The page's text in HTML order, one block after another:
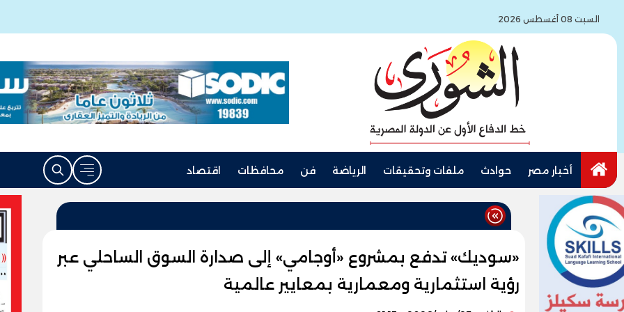
السبت 08 أغسطس 2026
أخبار مصر حوادث ملفات وتحقيقات الرياضة فن محافظات اقتصاد
«سوديك» تدفع بمشروع «أوجامي» إلى صدارة السوق الساحلي عبر
رؤية استثمارية ومعمارية بمعايير عالمية